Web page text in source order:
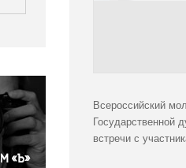
Всероссийский
Государственной
встречи с